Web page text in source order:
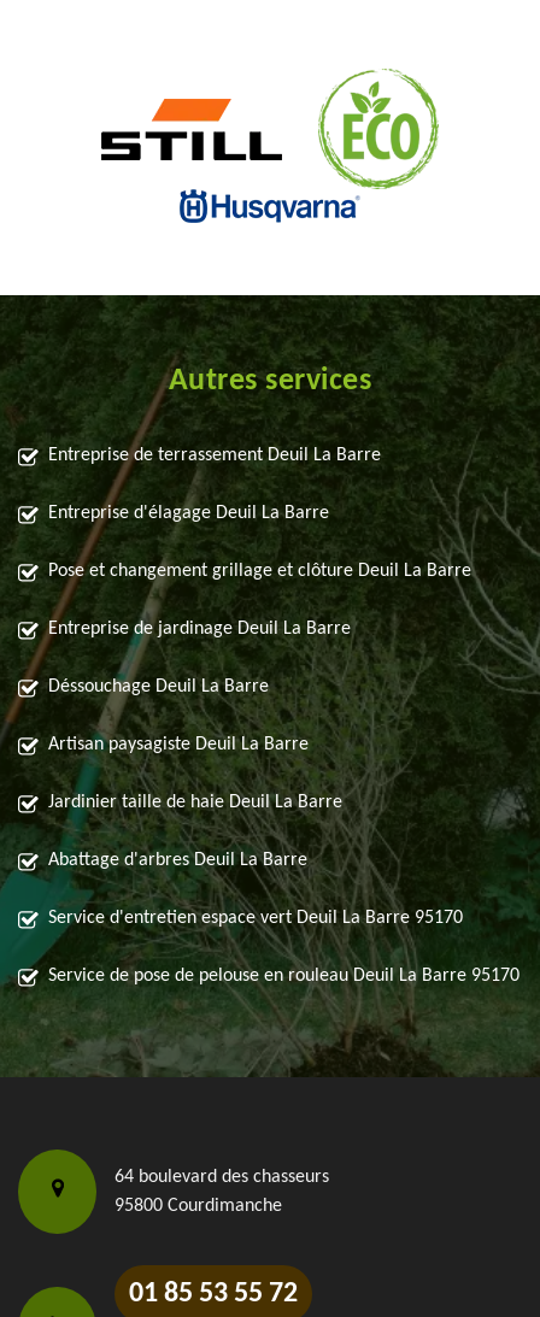
Autres services
Entreprise de terrassement Deuil La Barre
Entreprise d'élagage Deuil La Barre
Pose et changement grillage et clôture Deuil La Barre
Entreprise de jardinage Deuil La Barre
Déssouchage Deuil La Barre
Artisan paysagiste Deuil La Barre
Jardinier taille de haie Deuil La Barre
Abattage d'arbres Deuil La Barre
Service d'entretien espace vert Deuil La Barre 95170
Service de pose de pelouse en rouleau Deuil La Barre 95170
64 boulevard des chasseurs
95800 Courdimanche
01 85 53 55 72